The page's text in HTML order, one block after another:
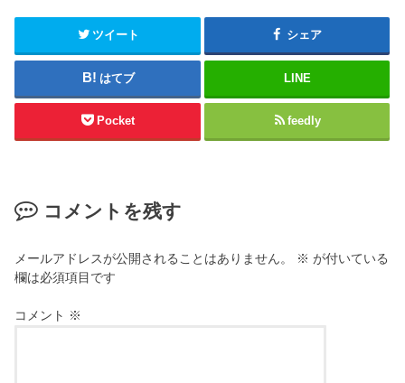
ツイート シェア
はてブ LINE
Pocket feedly
コメントを残す
メールアドレスが公開されることはありません。 ※ が付いている
欄は必須項目です
コメント ※